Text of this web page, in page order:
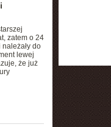
zatem o 24
do
lewej
że już